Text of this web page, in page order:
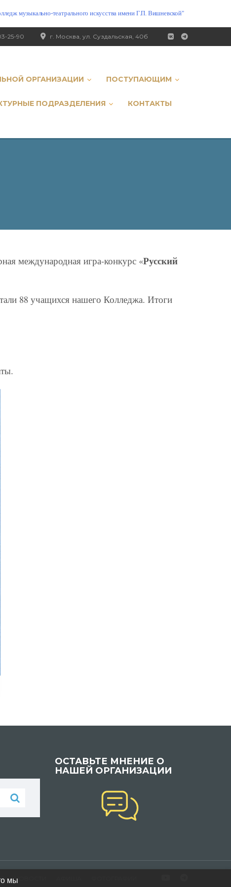
музыкально-театрального искусства имени Г.П. Вишневской"
г. Москва, ул. Суздальская, 40б
25-90
ОРГАНИЗАЦИИ ПОСТУПАЮЩИМ
ПОДРАЗДЕЛЕНИЯ КОНТАКТЫ
международная игра-конкурс «Русский
88 учащихся нашего Колледжа. Итоги
ОСТАВЬТЕ МНЕНИЕ О
НАШЕЙ ОРГАНИЗАЦИИ
НОВОСТИ
мы